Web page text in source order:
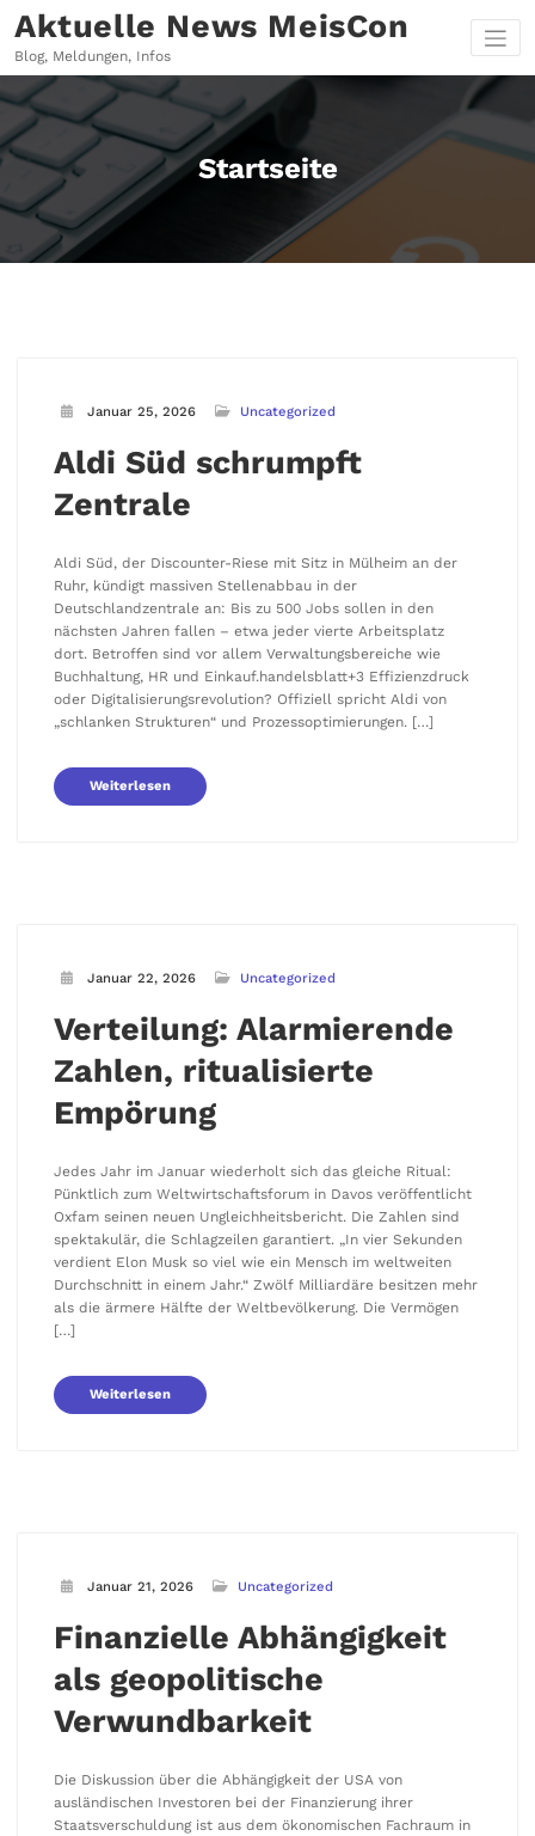
Inhalt
springen
Aktuelle News MeisCon
Blog, Meldungen, Infos
Startseite
Januar 25, 2026 Uncategorized
Aldi Süd schrumpft
Zentrale
Aldi Süd, der Discounter-Riese mit Sitz in Mülheim an der
Ruhr, kündigt massiven Stellenabbau in der
Deutschlandzentrale an: Bis zu 500 Jobs sollen in den
nächsten Jahren fallen – etwa jeder vierte Arbeitsplatz
dort. Betroffen sind vor allem Verwaltungsbereiche wie
Buchhaltung, HR und Einkauf.handelsblatt+3 Effizienzdruck
oder Digitalisierungsrevolution? Offiziell spricht Aldi von
„schlanken Strukturen“ und Prozessoptimierungen. […]
Weiterlesen
Januar 22, 2026 Uncategorized
Verteilung: Alarmierende
Zahlen, ritualisierte
Empörung
Jedes Jahr im Januar wiederholt sich das gleiche Ritual:
Pünktlich zum Weltwirtschaftsforum in Davos veröffentlicht
Oxfam seinen neuen Ungleichheitsbericht. Die Zahlen sind
spektakulär, die Schlagzeilen garantiert. „In vier Sekunden
verdient Elon Musk so viel wie ein Mensch im weltweiten
Durchschnitt in einem Jahr.“ Zwölf Milliardäre besitzen mehr
als die ärmere Hälfte der Weltbevölkerung. Die Vermögen
[…]
Weiterlesen
Januar 21, 2026 Uncategorized
Finanzielle Abhängigkeit
als geopolitische
Verwundbarkeit
Die Diskussion über die Abhängigkeit der USA von
ausländischen Investoren bei der Finanzierung ihrer
Staatsverschuldung ist aus dem ökonomischen Fachraum in